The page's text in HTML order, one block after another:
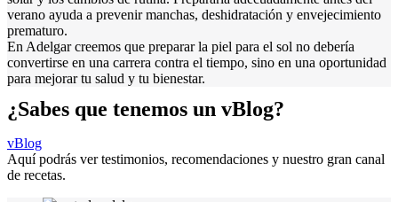
verano ayuda a prevenir manchas, deshidratación y envejecimiento
prematuro.
En Adelgar creemos que preparar la piel para el sol no debería
convertirse en una carrera contra el tiempo, sino en una oportunidad
para mejorar tu salud y tu bienestar.
¿Sabes que tenemos un vBlog?
vBlog
Aquí podrás ver testimonios, recomendaciones y nuestro gran canal
de recetas.